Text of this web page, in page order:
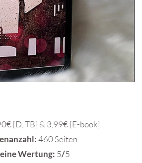
[D, TB] & 3,99€ [E-book]
460 Seiten
Wertung: 5/5